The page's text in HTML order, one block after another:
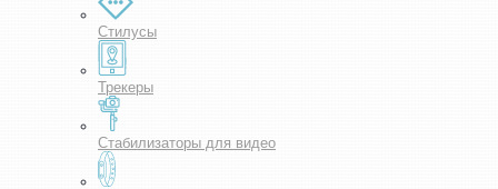
Стилусы
Трекеры
Стабилизаторы для видео